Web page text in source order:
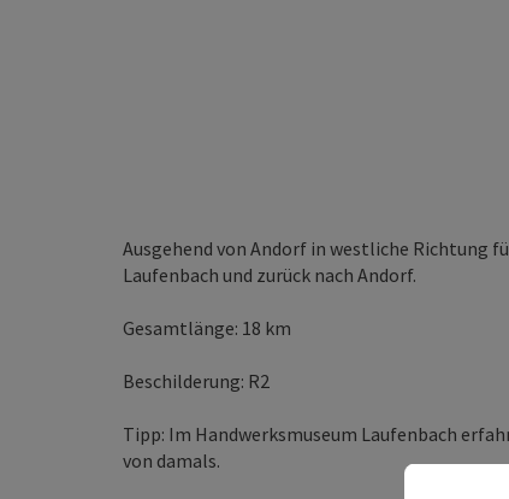
Ausgehend von Andorf in westliche Richtung
Laufenbach und zurück nach Andorf.
Gesamtlänge: 18 km
Beschilderung: R2
Tipp: Im Handwerksmuseum Laufenbach
von damals.